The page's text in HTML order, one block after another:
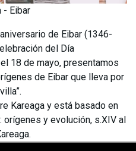
- Eibar
de Eibar (1346-
del Día
18 de mayo, presentamos
de Eibar que lleva por
Kareaga y está basado en
y evolución, s.XIV al